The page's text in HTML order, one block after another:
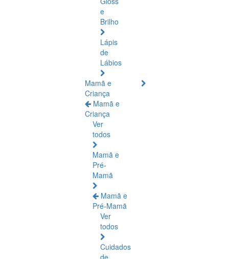
e
Brilho
Lápis
de
Lábios
Mamã e
Criança
Mamã e
Criança
Ver
todos
Mamã e
Pré-
Mamã
Mamã e
Pré-Mamã
Ver
todos
Cuidados
de